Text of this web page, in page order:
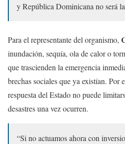
y República Dominicana no será
Para el representante del organismo,
inundación, sequía, ola de calor o
que trascienden la emergencia
brechas sociales que ya existían. Por
respuesta del Estado no puede
desastres una vez ocurren.
“Si no actuamos ahora con